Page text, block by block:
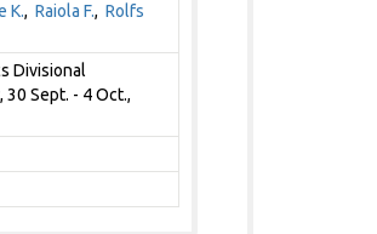
K., Raiola F., Rolfs
Divisional
Sept. - 4 Oct.,